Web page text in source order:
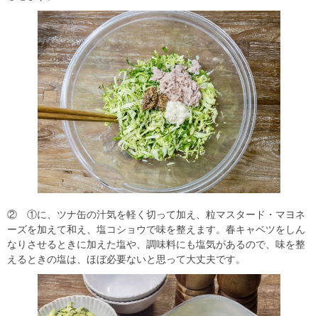
② ①に、ツナ缶の汁気を軽く切って加え、粒マスタード・マヨネ
ーズを加えて和え、塩コショウで味を整えます。春キャベツをしん
なりさせるときに加えた塩や、調味料にも塩気があるので、味を整
えるときの塩は、ほぼ必要ないと思って大丈夫です。